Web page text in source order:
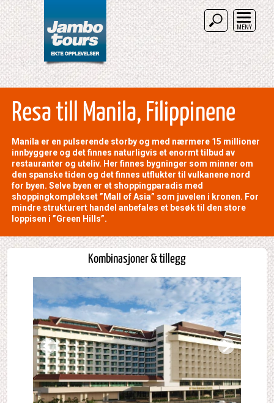
MENY
Resa till Manila, Filippinene
Manila er en pulserende storby og med nærmere 15 millioner
innbyggere og det finnes naturligvis et enormt tilbud av
restauranter og uteliv. Her finnes bygninger som minner om
den spanske tiden og det finnes utflukter til vulkanene nord
for byen. Selve byen er et shoppingparadis med
shoppingkomplekset ”Mall of Asia” som juvelen i kronen. For
mindre strukturert handel anbefales et besøk til den store
loppisen i ”Green Hills”.
Kombinasjoner & tillegg